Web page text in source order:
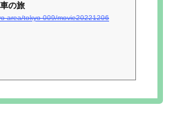
の旅
area/tokyo-009/movie20221206